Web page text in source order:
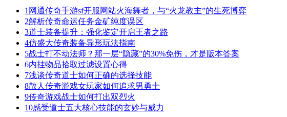
1 网通传奇手游sf开服网站火海舞者，与“火龙教主”的生死博弈
2解析传奇命运任务金矿纯度误区
3道士装备提升：强化鉴定开启王者之路
4仿盛大传奇装备异形玩法指南
5战士打不动法师？那一层“隐藏”的30%免伤，才是版本答案
6内挂物品拾取过滤设置心得
7浅谈传奇道士如何正确的选择技能
8散人传奇游戏女玩家如何追求男勇士
9传奇游戏战士如何打出双烈火
10感受道士五大核心技能的玄妙与威力